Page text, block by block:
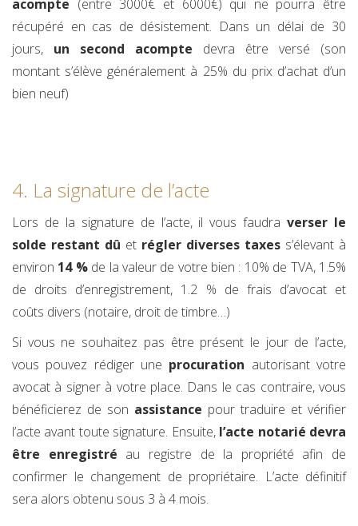
acompte (entre 3000€ et 6000€) qui ne pourra être
récupéré en cas de désistement. Dans un délai de 30
jours, un second acompte devra être versé (son
montant s’élève généralement à 25% du prix d’achat d’un
bien neuf)
4. La signature de l’acte
Lors de la signature de l’acte, il vous faudraverser le
solde restant dû et régler diverses taxes s’élevant à
environ 14 %de la valeur de votre bien : 10% de TVA, 1.5%
de droits d’enregistrement, 1.2 % de frais d’avocat et
coûts divers (notaire, droit de timbre…)
Si vous ne souhaitez pas être présent le jour de l’acte,
vous pouvez rédiger une procuration autorisant votre
avocat à signer à votre place. Dans le cas contraire, vous
bénéficierez de son assistance pour traduire et vérifier
l’acte avant toute signature. Ensuite,l’acte notarié devra
être enregistré au registre de la propriété afin de
confirmer le changement de propriétaire. L’acte définitif
sera alors obtenu sous 3 à 4 mois.